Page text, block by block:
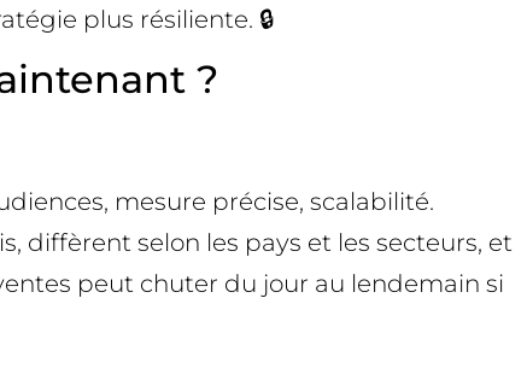
plus résiliente. 🔒
?
mesure précise, scalabilité.
diffèrent selon les pays et les secteurs, et
peut chuter du jour au lendemain si